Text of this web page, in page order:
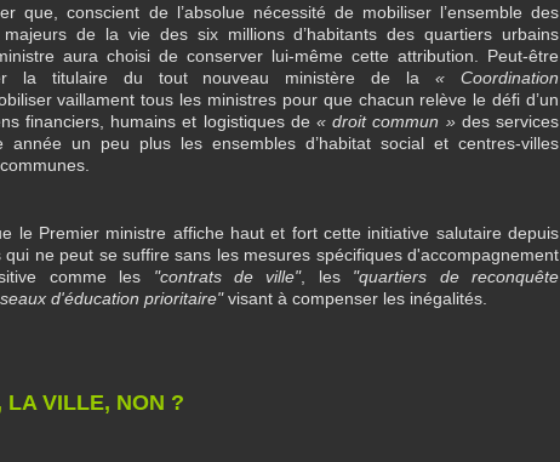
que, conscient de l’absolue nécessité de mobiliser l’ensemble des
de la vie des six millions d’habitants des quartiers urbains
aura choisi de conserver lui-même cette attribution. Peut-être
la titulaire du tout nouveau ministère de la« Coordination
vaillament tous les ministres pour que chacun relève le défi d’un
financiers, humains et logistiques de « droit commun »des services
année un peu plus les ensembles d’habitat social et centres-villes
le Premier ministre affiche haut et fort cette initiative salutaire depuis
ne peut se suffire sans les mesures spécifiques d'accompagnement
comme les "contrats de ville", les "quartiers de reconquête
d'éducation prioritaire"visant à compenser les inégalités.
LA VILLE, NON ?